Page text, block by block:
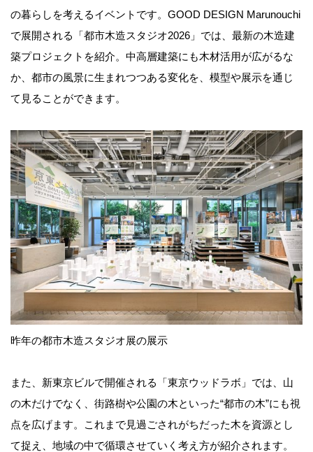
の暮らしを考えるイベントです。GOOD DESIGN Marunouchi
で展開される「都市木造スタジオ2026」では、最新の木造建
築プロジェクトを紹介。中高層建築にも木材活用が広がるな
か、都市の風景に生まれつつある変化を、模型や展示を通じ
て見ることができます。
昨年の都市木造スタジオ展の展示
また、新東京ビルで開催される「東京ウッドラボ」では、山
の木だけでなく、街路樹や公園の木といった“都市の木”にも視
点を広げます。これまで見過ごされがちだった木を資源とし
て捉え、地域の中で循環させていく考え方が紹介されます。